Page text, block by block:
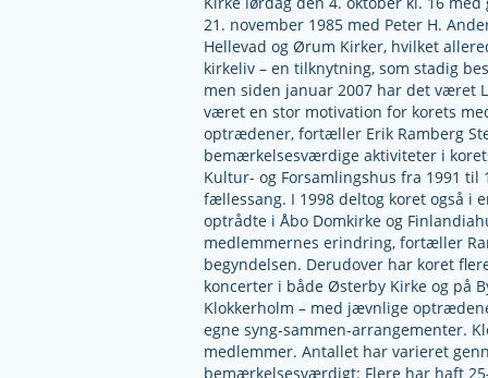
21. november 1985 med Peter H.
Hellevad og Ørum Kirker, hvilket
kirkeliv – en tilknytning, som stadig
men siden januar 2007 har det været
været en stor motivation for korets
optrædener, fortæller Erik Ramberg
bemærkelsesværdige aktiviteter i
Kultur- og Forsamlingshus fra 1991
fællessang. I 1998 deltog koret også i
optrådte i Åbo Domkirke og
medlemmernes erindring, fortæller
begyndelsen. Derudover har koret
koncerter i både Østerby Kirke og på
Klokkerholm – med jævnlige
egne syng-sammen-arrangementer.
medlemmer. Antallet har varieret
bemærkelsesværdigt: Flere har haft